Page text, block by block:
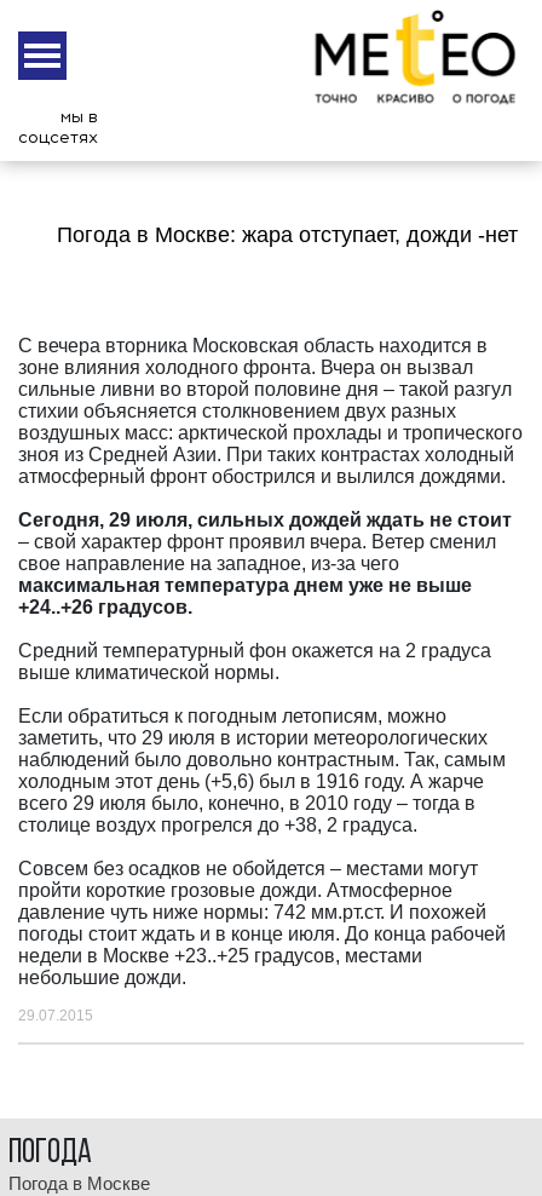
мы в
соцсетях
Погода в Москве: жара отступает, дожди -нет
С вечера вторника Московская область находится в
зоне влияния холодного фронта. Вчера он вызвал
сильные ливни во второй половине дня – такой разгул
стихии объясняется столкновением двух разных
воздушных масс: арктической прохлады и тропического
зноя из Средней Азии. При таких контрастах холодный
атмосферный фронт обострился и вылился дождями.
Сегодня, 29 июля, сильных дождей ждать не стоит
– свой характер фронт проявил вчера. Ветер сменил
свое направление на западное, из-за чего
максимальная температура днем уже не выше
+24..+26 градусов.
Средний температурный фон окажется на 2 градуса
выше климатической нормы.
Если обратиться к погодным летописям, можно
заметить, что 29 июля в истории метеорологических
наблюдений было довольно контрастным. Так, самым
холодным этот день (+5,6) был в 1916 году. А жарче
всего 29 июля было, конечно, в 2010 году – тогда в
столице воздух прогрелся до +38, 2 градуса.
Совсем без осадков не обойдется – местами могут
пройти короткие грозовые дожди. Атмосферное
давление чуть ниже нормы: 742 мм.рт.ст. И похожей
погоды стоит ждать и в конце июля. До конца рабочей
недели в Москве +23..+25 градусов, местами
небольшие дожди.
29.07.2015
Погода
Погода в Москве